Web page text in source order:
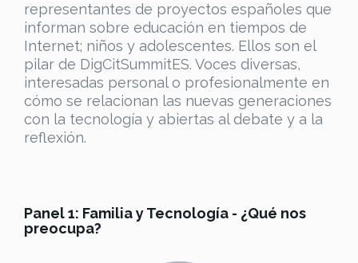
representantes de proyectos españoles que
informan sobre educación en tiempos de
Internet; niños y adolescentes. Ellos son el
pilar de DigCitSummitES. Voces diversas,
interesadas personal o profesionalmente en
cómo se relacionan las nuevas generaciones
con la tecnología y abiertas al debate y a la
reflexión.
Panel 1: Familia y Tecnología - ¿Qué nos
preocupa?